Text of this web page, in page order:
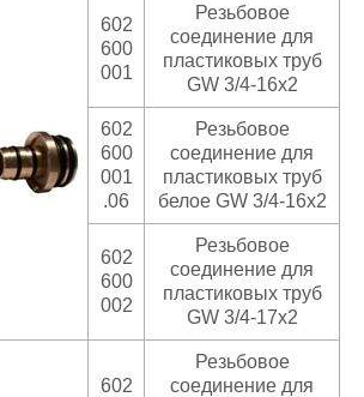
602
600
001
Резьбовое
соединение для
пластиковых труб
GW 3/4-16x2
602
600
001
.06
Резьбовое
соединение для
пластиковых труб
белое GW 3/4-16x2
602
600
002
Резьбовое
соединение для
пластиковых труб
GW 3/4-17x2
602
Резьбовое
соединение для